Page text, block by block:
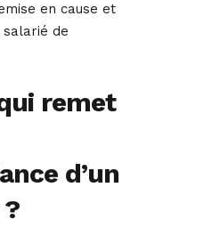
en cause et
salarié de
remet
d’un